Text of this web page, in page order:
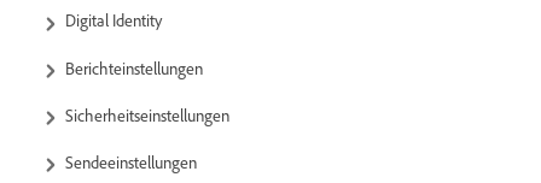
Digital Identity
Berichteinstellungen
Sicherheitseinstellungen
Sendeeinstellungen